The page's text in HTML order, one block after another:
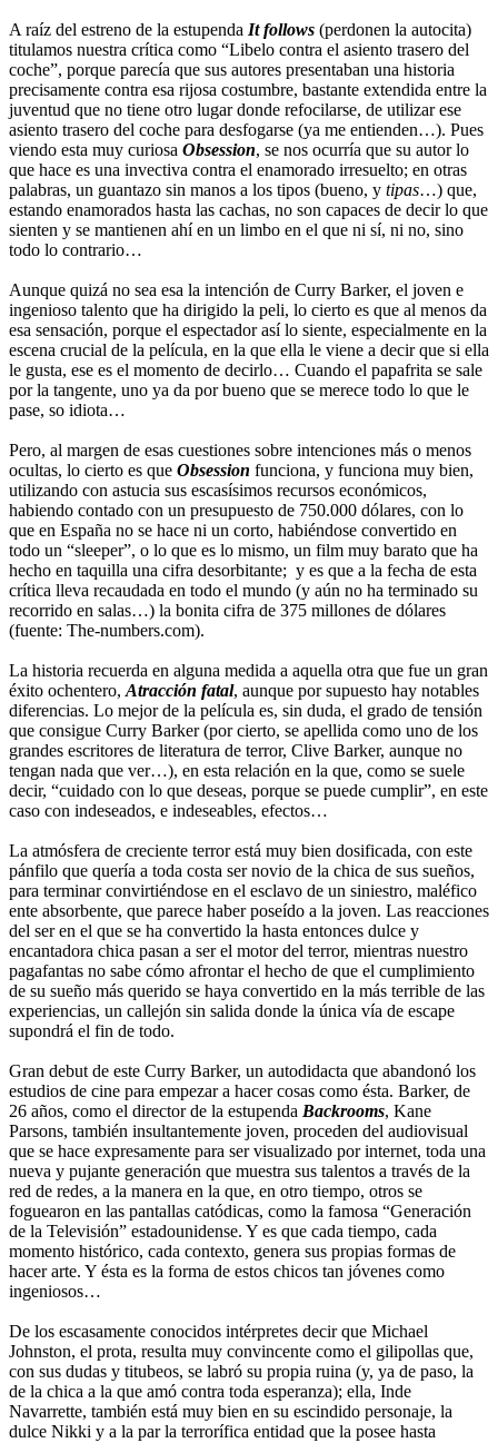
A raíz del estreno de la estupenda It follows (perdonen la autocita)
titulamos nuestra crítica como “Libelo contra el asiento trasero del
coche”, porque parecía que sus autores presentaban una historia
precisamente contra esa rijosa costumbre, bastante extendida entre la
juventud que no tiene otro lugar donde refocilarse, de utilizar ese
asiento trasero del coche para desfogarse (ya me entienden…). Pues
viendo esta muy curiosa Obsession, se nos ocurría que su autor lo
que hace es una invectiva contra el enamorado irresuelto; en otras
palabras, un guantazo sin manos a los tipos (bueno, y tipas…) que,
estando enamorados hasta las cachas, no son capaces de decir lo que
sienten y se mantienen ahí en un limbo en el que ni sí, ni no, sino
todo lo contrario…
Aunque quizá no sea esa la intención de Curry Barker, el joven e
ingenioso talento que ha dirigido la peli, lo cierto es que al menos da
esa sensación, porque el espectador así lo siente, especialmente en la
escena crucial de la película, en la que ella le viene a decir que si ella
le gusta, ese es el momento de decirlo… Cuando el papafrita se sale
por la tangente, uno ya da por bueno que se merece todo lo que le
pase, so idiota…
Pero, al margen de esas cuestiones sobre intenciones más o menos
ocultas, lo cierto es que Obsession funciona, y funciona muy bien,
utilizando con astucia sus escasísimos recursos económicos,
habiendo contado con un presupuesto de 750.000 dólares, con lo
que en España no se hace ni un corto, habiéndose convertido en
todo un “sleeper”, o lo que es lo mismo, un film muy barato que ha
hecho en taquilla una cifra desorbitante; y es que a la fecha de esta
crítica lleva recaudada en todo el mundo (y aún no ha terminado su
recorrido en salas…) la bonita cifra de 375 millones de dólares
(fuente: The-numbers.com).
La historia recuerda en alguna medida a aquella otra que fue un gran
éxito ochentero, Atracción fatal, aunque por supuesto hay notables
diferencias. Lo mejor de la película es, sin duda, el grado de tensión
que consigue Curry Barker (por cierto, se apellida como uno de los
grandes escritores de literatura de terror, Clive Barker, aunque no
tengan nada que ver…), en esta relación en la que, como se suele
decir, “cuidado con lo que deseas, porque se puede cumplir”, en este
caso con indeseados, e indeseables, efectos…
La atmósfera de creciente terror está muy bien dosificada, con este
pánfilo que quería a toda costa ser novio de la chica de sus sueños,
para terminar convirtiéndose en el esclavo de un siniestro, maléfico
ente absorbente, que parece haber poseído a la joven. Las reacciones
del ser en el que se ha convertido la hasta entonces dulce y
encantadora chica pasan a ser el motor del terror, mientras nuestro
pagafantas no sabe cómo afrontar el hecho de que el cumplimiento
de su sueño más querido se haya convertido en la más terrible de las
experiencias, un callejón sin salida donde la única vía de escape
supondrá el fin de todo.
Gran debut de este Curry Barker, un autodidacta que abandonó los
estudios de cine para empezar a hacer cosas como ésta. Barker, de
26 años, como el director de la estupenda Backrooms, Kane
Parsons, también insultantemente joven, proceden del audiovisual
que se hace expresamente para ser visualizado por internet, toda una
nueva y pujante generación que muestra sus talentos a través de la
red de redes, a la manera en la que, en otro tiempo, otros se
foguearon en las pantallas catódicas, como la famosa “Generación
de la Televisión” estadounidense. Y es que cada tiempo, cada
momento histórico, cada contexto, genera sus propias formas de
hacer arte. Y ésta es la forma de estos chicos tan jóvenes como
ingeniosos…
De los escasamente conocidos intérpretes decir que Michael
Johnston, el prota, resulta muy convincente como el gilipollas que,
con sus dudas y titubeos, se labró su propia ruina (y, ya de paso, la
de la chica a la que amó contra toda esperanza); ella, Inde
Navarrette, también está muy bien en su escindido personaje, la
dulce Nikki y a la par la terrorífica entidad que la posee hasta